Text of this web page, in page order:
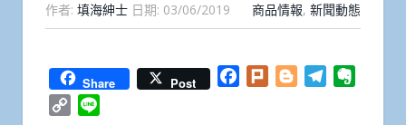
作者: 填海紳士 日期: 03/06/2019 商品情報, 新聞動態
Share Post Facebook
Plurk BloggerTelegram
Copy